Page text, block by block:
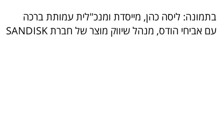
בתמונה: ליסה כהן, מייסדת ומנכ"לית עמותת ברכה
עם אביחי הודס, מנהל שיווק מוצר של חברת SANDISK